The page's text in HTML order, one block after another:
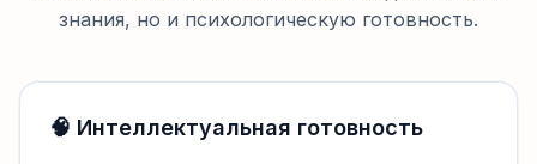
знания, но и психологическую готовность.
🧠 Интеллектуальная готовность